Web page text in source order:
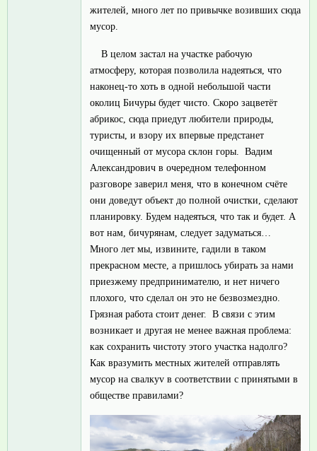
жителей, много лет по привычке возивших сюда
мусор.
В целом застал на участке рабочую
атмосферу, которая позволила надеяться, что
наконец-то хоть в одной небольшой части
околиц Бичуры будет чисто. Скоро зацветёт
абрикос, сюда приедут любители природы,
туристы, и взору их впервые предстанет
очищенный от мусора склон горы. Вадим
Александрович в очередном телефонном
разговоре заверил меня, что в конечном счёте
они доведут объект до полной очистки, сделают
планировку. Будем надеяться, что так и будет. А
вот нам, бичурянам, следует задуматься…
Много лет мы, извините, гадили в таком
прекрасном месте, а пришлось убирать за нами
приезжему предпринимателю, и нет ничего
плохого, что сделал он это не безвозмездно.
Грязная работа стоит денег. В связи с этим
возникает и другая не менее важная проблема:
как сохранить чистоту этого участка надолго?
Как вразумить местных жителей отправлять
мусор на свалкуv в соответствии с принятыми в
обществе правилами?